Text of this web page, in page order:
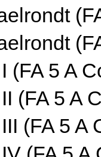
(FA 5 A
(FA 5 A
(FA 5 A